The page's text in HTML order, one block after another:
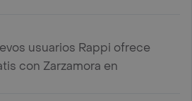
usuarios Rappi ofrece
con Zarzamora en